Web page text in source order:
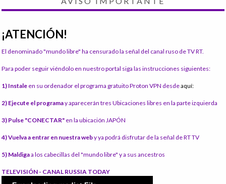
¡ATENCIÓN!
El denominado "mundo libre" ha censurado la señal del canal ruso de TV RT.
Para poder seguir viéndolo en nuestro portal siga las instrucciones siguientes:
1) Instale en su ordenador el programa gratuito Proton VPN desdeaquí:
2) Ejecute el programay aparecerán tres Ubicaciones libres en la parte izquierda
3) Pulse "CONECTAR" en la ubicación JAPÓN
4) Vuelva a entrar en nuestra weby ya podrá disfrutar de la señal de RT TV
5) Maldigaa los cabecillas del "mundo libre" y a sus ancestros
TELEVISIÓN - CANAL RUSSIA TODAY